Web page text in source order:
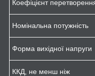
Коефіцієнт
Номінальна потужність
Форма вихідної напруги
ККД, не менш ніж